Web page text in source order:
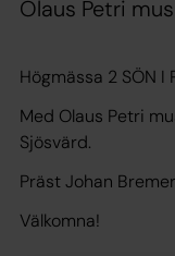
Olaus Petri
Högmässa 2 SÖN I
Med Olaus Petri
Sjösvärd.
Präst Johan Bremer
Välkomna!